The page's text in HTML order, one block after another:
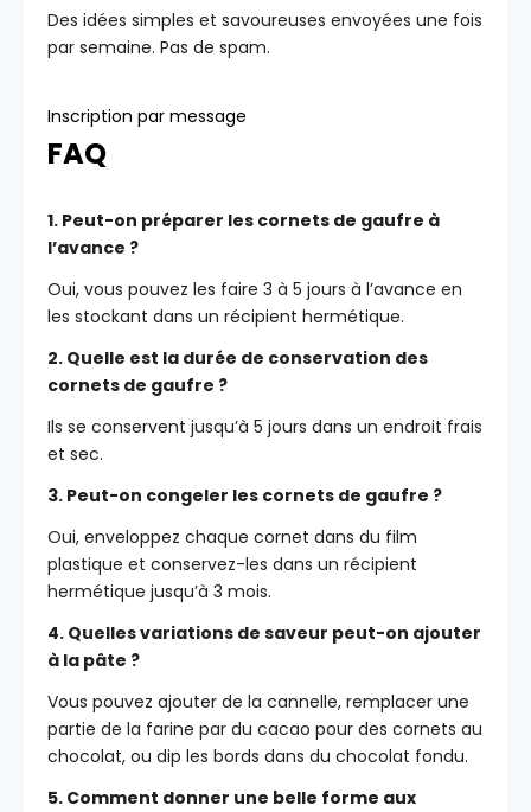
Des idées simples et savoureuses envoyées une fois
par semaine. Pas de spam.
Inscription par message
FAQ
1. Peut-on préparer les cornets de gaufre à
l’avance ?
Oui, vous pouvez les faire 3 à 5 jours à l’avance en
les stockant dans un récipient hermétique.
2. Quelle est la durée de conservation des
cornets de gaufre ?
Ils se conservent jusqu’à 5 jours dans un endroit frais
et sec.
3. Peut-on congeler les cornets de gaufre ?
Oui, enveloppez chaque cornet dans du film
plastique et conservez-les dans un récipient
hermétique jusqu’à 3 mois.
4. Quelles variations de saveur peut-on ajouter
à la pâte ?
Vous pouvez ajouter de la cannelle, remplacer une
partie de la farine par du cacao pour des cornets au
chocolat, ou dip les bords dans du chocolat fondu.
5. Comment donner une belle forme aux